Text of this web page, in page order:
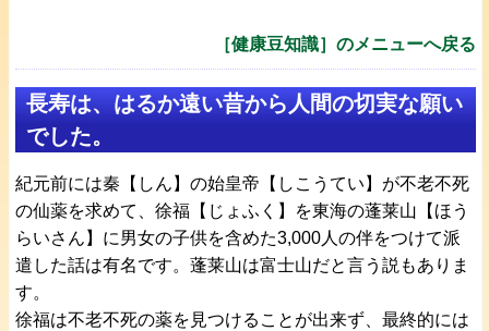
［健康豆知識］のメニューへ戻る
長寿は、はるか遠い昔から人間の切実な願い
でした。
紀元前には秦【しん】の始皇帝【しこうてい】が不老不死
の仙薬を求めて、徐福【じょふく】を東海の蓬莱山【ほう
らいさん】に男女の子供を含めた3,000人の伴をつけて派
遣した話は有名です。蓬莱山は富士山だと言う説もありま
す。
徐福は不老不死の薬を見つけることが出来ず、最終的には